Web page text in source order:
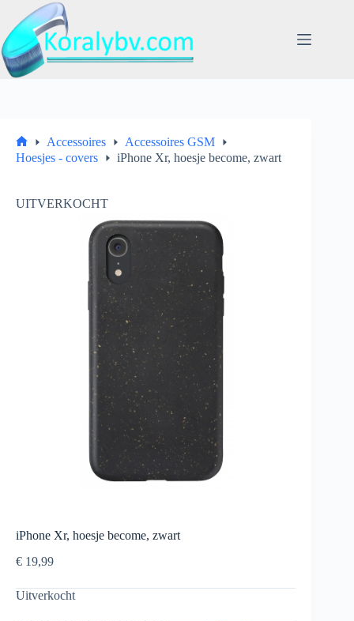
naar
de
inhoud
Home
Accessoires
Accessoires GSM
Hoesjes - covers
iPhone Xr, hoesje become, zwart
UITVERKOCHT
iPhone Xr, hoesje become, zwart
€ 19,99
Uitverkocht